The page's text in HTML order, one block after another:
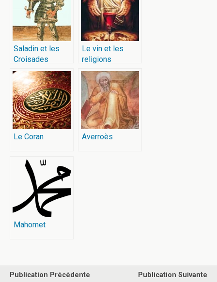
Saladin et les
Croisades
Le vin et les
religions
Le Coran Averroès
Mahomet
Publication Précédente
Publication Suivante